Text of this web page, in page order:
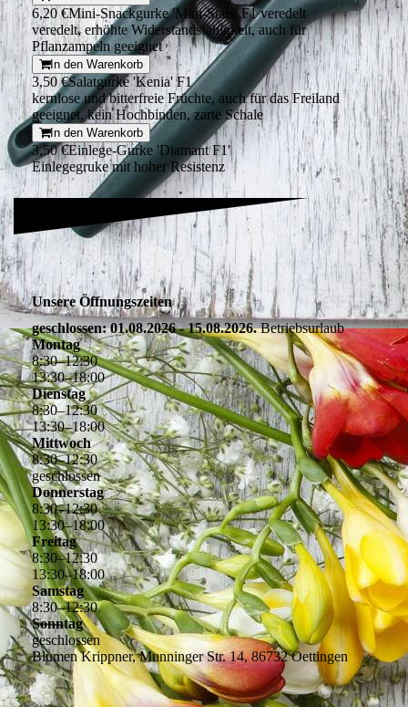
6,20 €Mini-Snackgurke 'Mini-Stars' F1 veredelt
veredelt, erhöhte Widerstandsfähigkeit, auch für
Pflanzampeln geeignet
In den Warenkorb
3,50 €Salatgurke 'Kenia' F1
kernlose und bitterfreie Früchte, auch für das Freiland
geeignet, kein Hochbinden, zarte Schale
In den Warenkorb
3,50 €Einlege-Gurke 'Diamant F1'
Einlegegruke mit hoher Resistenz
Unsere Öffnungszeiten
geschlossen: 01.08.2026 - 15.08.2026.Betriebsurlaub
Montag
8:30–12:30
13:30–18:00
Dienstag
8:30–12:30
13:30–18:00
Mittwoch
8:30–12:30
geschlossen
Donnerstag
8:30–12:30
13:30–18:00
Freitag
8:30–12:30
13:30–18:00
Samstag
8:30–12:30
Sonntag
geschlossen
Blumen Krippner, Munninger Str. 14, 86732 Oettingen